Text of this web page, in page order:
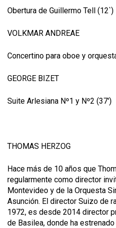
Obertura de Guillermo Tell (12`)
VOLKMAR ANDREAE
Concertino para oboe y
GEORGE BIZET
Suite Arlesiana Nº1 y Nº2 (37')
THOMAS HERZOG
Hace más de 10 años que
regularmente como director
Montevideo y de la Orquesta
Asunción. El director Suizo de
1972, es desde 2014 director
de Basilea, donde ha